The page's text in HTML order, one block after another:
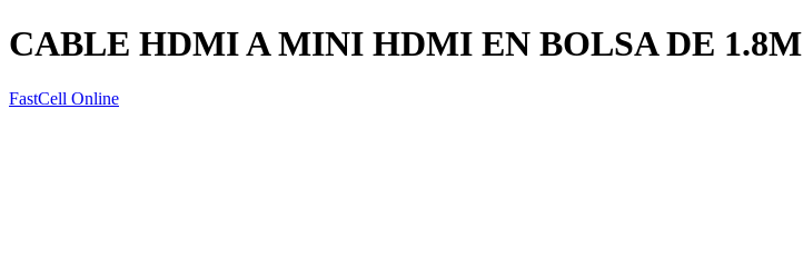
CABLE HDMI A MINI HDMI EN BOLSA DE 1.8M
FastCell Online